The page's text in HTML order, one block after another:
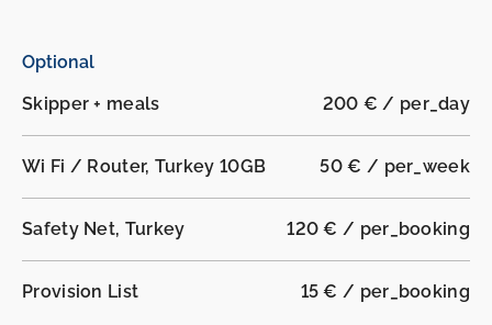
Optional
Skipper + meals
200 € / per_day
Wi Fi / Router, Turkey 10GB 50 € / per_week
Safety Net, Turkey 120 € / per_booking
Provision List 15 € / per_booking